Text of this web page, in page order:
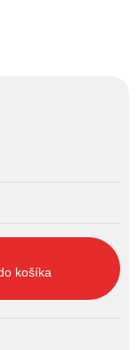
košíka